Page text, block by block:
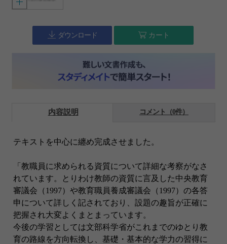
ダウンロード カート
内容説明 コメント（0件）
テキストを中心に纏め完成させました。
「教職員に求められる資質について詳細な考察がなさ
れています。とりわけ教師の資質に言及した中央教育
審議会（1997）や教育職員養成審議会（1997）の各答
申について詳しく記されており、設題の趣旨が正確に
把握され大変よくまとまっています。
今後の学習としては文部科学省がこれまでのゆとり教
育の路線を方向転換し、基礎・基本的な学力の習得に